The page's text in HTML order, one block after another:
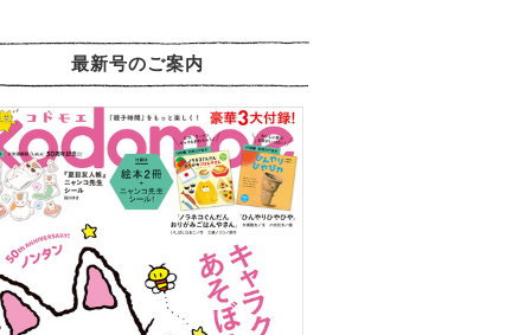
最新号のご案内